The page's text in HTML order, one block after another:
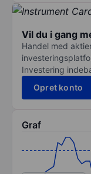
Vil du i gang
Handel med
Investering
Opret konto
Graf
Line chart